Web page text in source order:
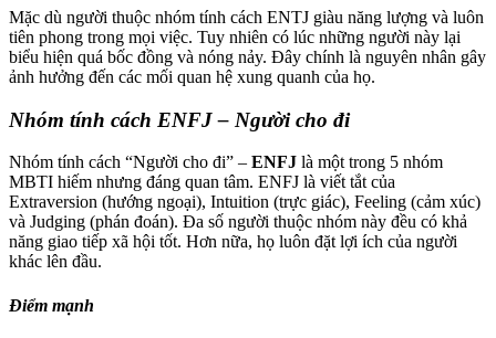
Mặc dù người thuộc nhóm tính cách ENTJ giàu năng lượng và luôn
tiên phong trong mọi việc. Tuy nhiên có lúc những người này lại
biểu hiện quá bốc đồng và nóng nảy. Đây chính là nguyên nhân gây
ảnh hưởng đến các mối quan hệ xung quanh của họ.
Nhóm tính cách ENFJ – Người cho đi
Nhóm tính cách “Người cho đi” – ENFJ là một trong 5 nhóm
MBTI hiếm nhưng đáng quan tâm. ENFJ là viết tắt của
Extraversion (hướng ngoại), Intuition (trực giác), Feeling (cảm xúc)
và Judging (phán đoán). Đa số người thuộc nhóm này đều có khả
năng giao tiếp xã hội tốt. Hơn nữa, họ luôn đặt lợi ích của người
khác lên đầu.
Điểm mạnh